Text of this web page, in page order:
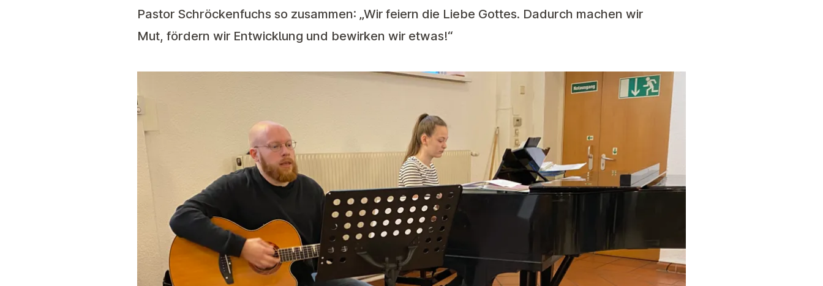
Pastor Schröckenfuchs so zusammen: „Wir feiern die Liebe Gottes. Dadurch machen wir
Mut, fördern wir Entwicklung und bewirken wir etwas!“